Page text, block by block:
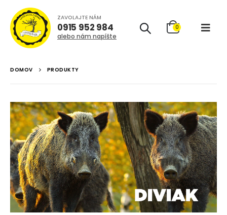
ZAVOLAJTE NÁM
0915 952 984
alebo nám napíšte
0
DOMOV PRODUKTY